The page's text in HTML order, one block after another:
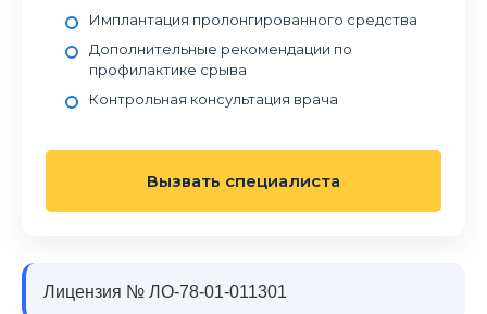
Имплантация пролонгированного средства
Дополнительные рекомендации по
профилактике срыва
Контрольная консультация врача
Вызвать специалиста
Лицензия № ЛО-78-01-011301